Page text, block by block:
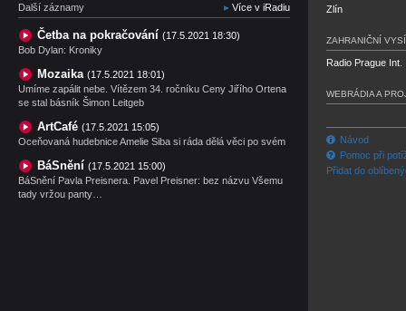
Další záznamy Více v iRadiu
Četba na pokračování (17.5.2021 18:30)
Bob Dylan: Kroniky
Mozaika (17.5.2021 18:01)
Umíme zapálit nebe. Vítězem 34. ročníku Ceny Jiřího Ortena
se stal básník Šimon Leitgeb
ArtCafé (17.5.2021 15:05)
Oceňovaná hudebnice Amelie Siba si ráda dělá věci po svém
BáSnění (17.5.2021 15:00)
BáSnění Pavla Preisnera. Pavel Preisner: bez názvu Všemu
tady vržou panty…
Zlín
ZAHRANIČNÍ
Radio Prague Int.
WEBRÁDIA A
Návod
Pomoc při
Přidat do